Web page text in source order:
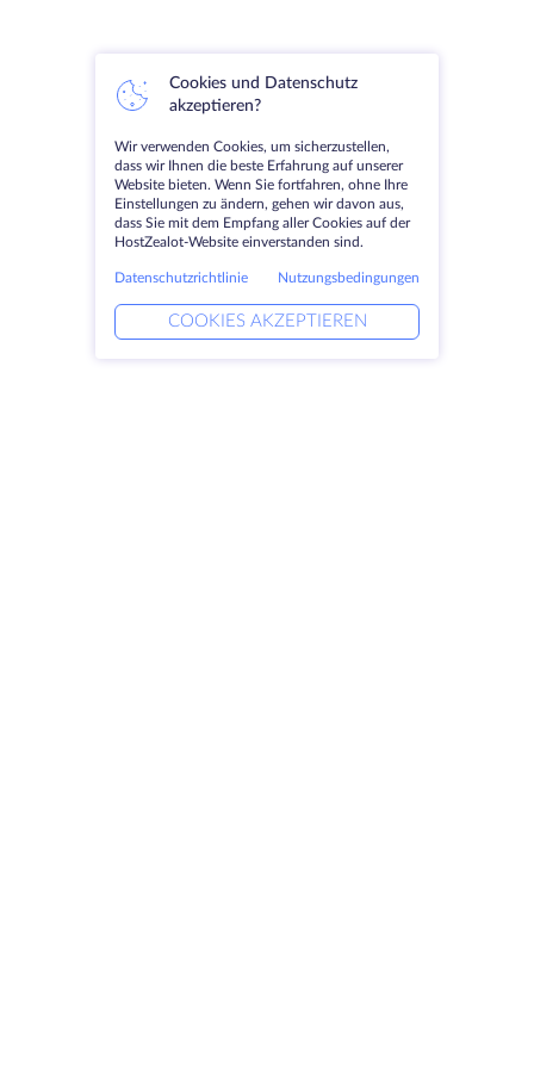
Cookies und Datenschutz
akzeptieren?
Wir verwenden Cookies, um sicherzustellen,
dass wir Ihnen die beste Erfahrung auf unserer
Website bieten. Wenn Sie fortfahren, ohne Ihre
Einstellungen zu ändern, gehen wir davon aus,
dass Sie mit dem Empfang aller Cookies auf der
HostZealot-Website einverstanden sind.
Datenschutzrichtlinie Nutzungsbedingungen
COOKIES AKZEPTIEREN